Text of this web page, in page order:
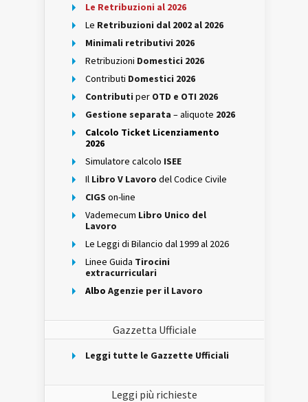
Le Retribuzioni al 2026
Le Retribuzioni dal 2002 al 2026
Minimali retributivi 2026
Retribuzioni Domestici 2026
Contributi Domestici 2026
Contributi per OTD e OTI 2026
Gestione separata – aliquote 2026
Calcolo Ticket Licenziamento
2026
Simulatore calcolo ISEE
Il Libro V Lavoro del Codice Civile
CIGS on-line
Vademecum Libro Unico del
Lavoro
Le Leggi di Bilancio dal 1999 al 2026
Linee Guida Tirocini
extracurriculari
Albo Agenzie per il Lavoro
Gazzetta Ufficiale
Leggi tutte le Gazzette Ufficiali
Leggi più richieste